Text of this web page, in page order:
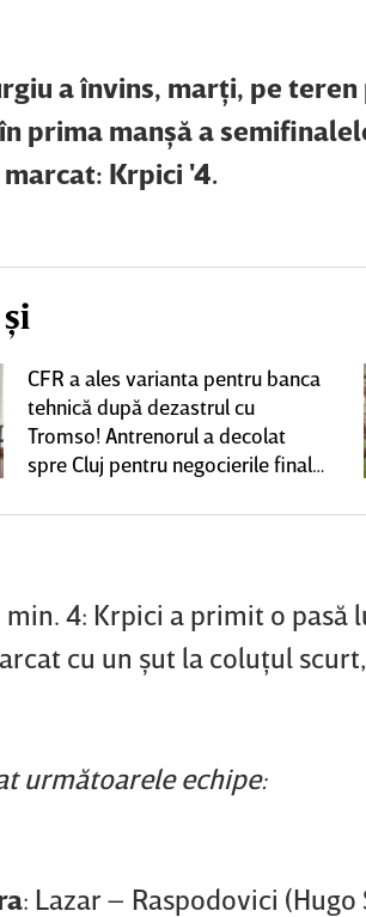
a învins, marţi, pe
prima manşă a
marcat: Krpici '4.
CFR a ales varianta pentru banca
tehnică după dezastrul cu
Tromso! Antrenorul a decolat
spre Cluj pentru negocierile finale
min. 4: Krpici a primit o pasă
cu un şut la coluţul
următoarele echipe:
: Lazar – Raspodovici